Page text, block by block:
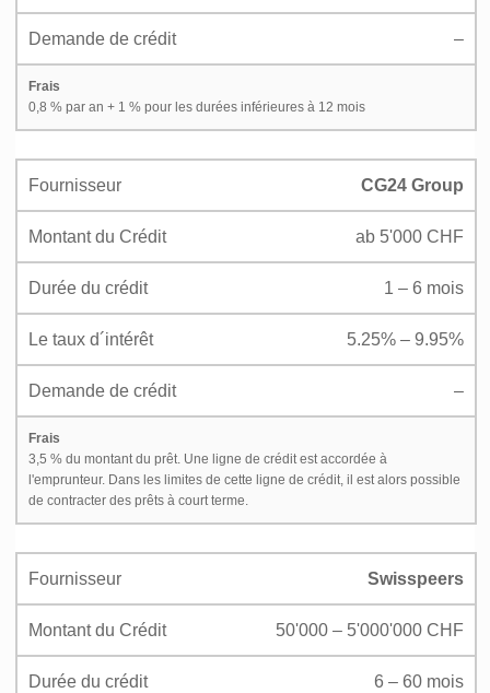
Demande de crédit –
Frais
0,8 % par an + 1 % pour les durées inférieures à 12 mois
Fournisseur CG24 Group
Montant du Crédit ab 5'000 CHF
Durée du crédit 1 – 6 mois
Le taux d´intérêt 5.25% – 9.95%
Demande de crédit –
Frais
3,5 % du montant du prêt. Une ligne de crédit est accordée à
l'emprunteur. Dans les limites de cette ligne de crédit, il est alors possible
de contracter des prêts à court terme.
Fournisseur Swisspeers
Montant du Crédit 50'000 – 5'000'000 CHF
Durée du crédit 6 – 60 mois